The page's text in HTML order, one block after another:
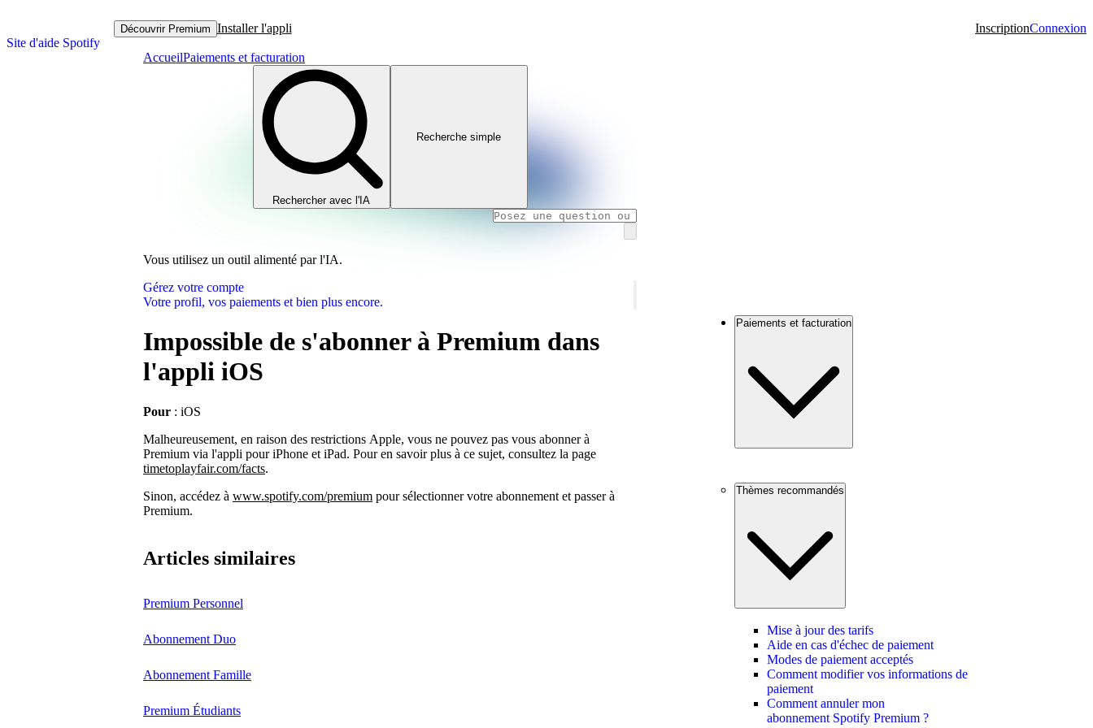
Site d'aide Spotify
Découvrir Premium Installer l'appli InscriptionConnexion
AccueilPaiements et facturation
Rechercher avec l'IA
Recherche simple
Vous utilisez un outil alimenté par l'IA.
Gérez votre compte
Votre profil, vos paiements et bien plus encore.
Impossible de s'abonner à Premium dans
l'appli iOS
Pour : iOS
Malheureusement, en raison des restrictions Apple, vous ne pouvez pas vous abonner à
Premium via l'appli pour iPhone et iPad. Pour en savoir plus à ce sujet, consultez la page
timetoplayfair.com/facts.
Sinon, accédez à www.spotify.com/premium pour sélectionner votre abonnement et passer à
Premium.
Articles similaires
Premium Personnel
Abonnement Duo
Abonnement Famille
Premium Étudiants
Paiements et facturation
Thèmes recommandés
Mise à jour des tarifs
Aide en cas d'échec de paiement
Modes de paiement acceptés
Comment modifier vos informations de
paiement
Comment annuler mon
abonnement Spotify Premium ?